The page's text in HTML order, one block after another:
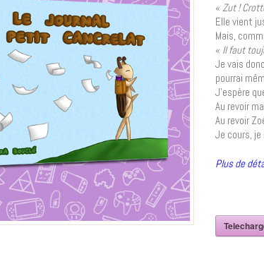
«Zut !
Elle vient
Mais,
« Il faut
Je vais
pourrai
J’espère
Au revoir
Au revoir
Je cours, je
Plus de